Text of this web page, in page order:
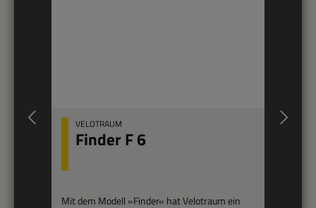
VELOTRAUM
Finder F 6
Mit dem Modell »Finder« hat Velotraum ein